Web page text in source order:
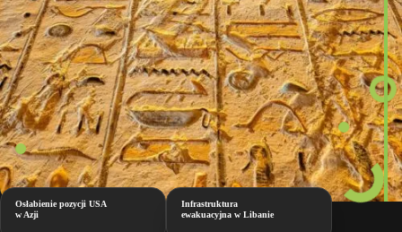
Osłabienie pozycji USA
w Azji
Infrastruktura
ewakuacyjna w Libanie